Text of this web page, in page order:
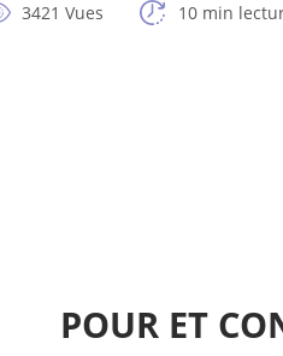
3421 Vues 10 min
POUR ET